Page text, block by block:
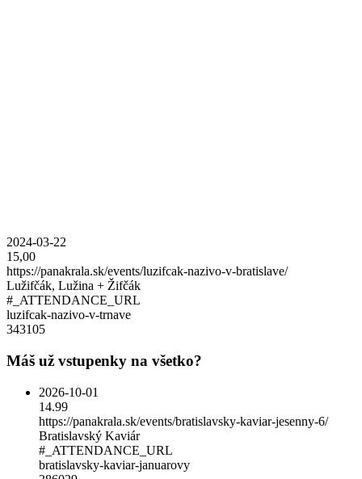
2024-03-22
15,00
https://panakrala.sk/events/luzifcak-nazivo-v-bratislave/
Lužifčák, Lužina + Žifčák
#_ATTENDANCE_URL
luzifcak-nazivo-v-trnave
343105
Máš už vstupenky na všetko?
2026-10-01
14.99
https://panakrala.sk/events/bratislavsky-kaviar-jesenny-6/
Bratislavský Kaviár
#_ATTENDANCE_URL
bratislavsky-kaviar-januarovy